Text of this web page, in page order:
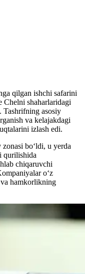
qilgan ishchi safarini
Chelni shaharlaridagi
Tashrifning asosiy
va kelajakdagi
izlash edi.
bo‘ldi, u yerda
qurilishida
chiqaruvchi
o‘z
hamkorlikning